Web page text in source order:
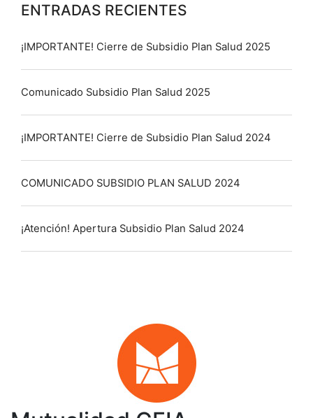
entradas
ENTRADAS RECIENTES
¡IMPORTANTE! Cierre de Subsidio Plan Salud 2025
Comunicado Subsidio Plan Salud 2025
¡IMPORTANTE! Cierre de Subsidio Plan Salud 2024
COMUNICADO SUBSIDIO PLAN SALUD 2024
¡Atención! Apertura Subsidio Plan Salud 2024